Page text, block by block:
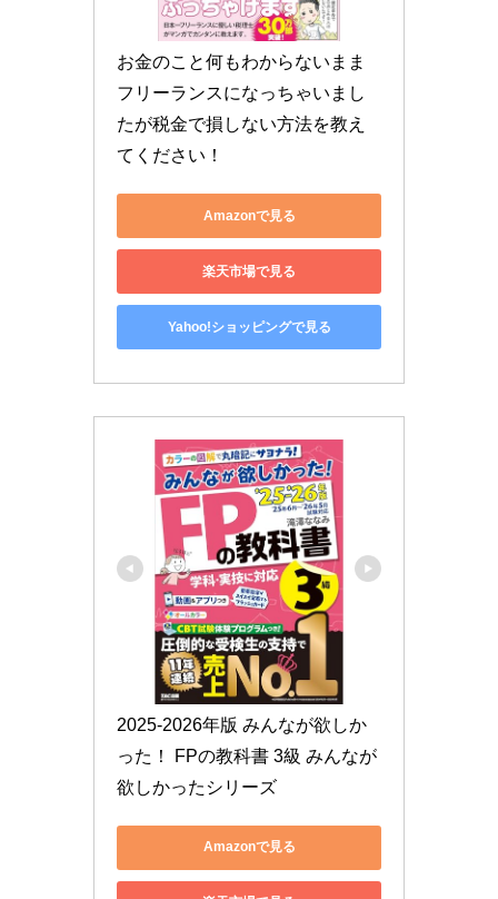
お金のこと何もわからないまま
フリーランスになっちゃいまし
たが税金で損しない方法を教え
てください！
Amazonで見る
楽天市場で見る
Yahoo!ショッピングで見る
2025-2026年版 みんなが欲しか
った！ FPの教科書 3級 みんなが
欲しかったシリーズ
Amazonで見る